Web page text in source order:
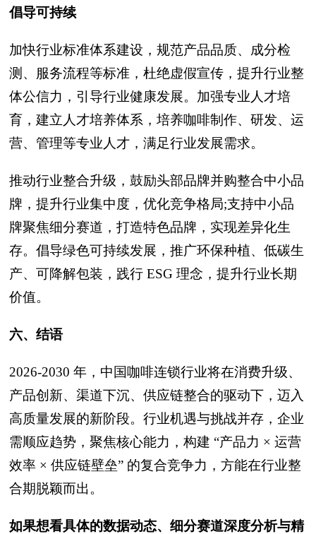
倡导可持续
加快行业标准体系建设，规范产品品质、成分检
测、服务流程等标准，杜绝虚假宣传，提升行业整
体公信力，引导行业健康发展。加强专业人才培
育，建立人才培养体系，培养咖啡制作、研发、运
营、管理等专业人才，满足行业发展需求。
推动行业整合升级，鼓励头部品牌并购整合中小品
牌，提升行业集中度，优化竞争格局;支持中小品
牌聚焦细分赛道，打造特色品牌，实现差异化生
存。倡导绿色可持续发展，推广环保种植、低碳生
产、可降解包装，践行 ESG 理念，提升行业长期
价值。
六、结语
2026-2030 年，中国咖啡连锁行业将在消费升级、
产品创新、渠道下沉、供应链整合的驱动下，迈入
高质量发展的新阶段。行业机遇与挑战并存，企业
需顺应趋势，聚焦核心能力，构建 “产品力 × 运营
效率 × 供应链壁垒” 的复合竞争力，方能在行业整
合期脱颖而出。
如果想看具体的数据动态、细分赛道深度分析与精